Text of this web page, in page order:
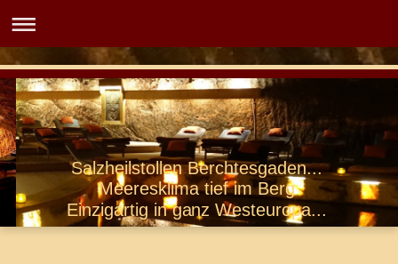
Salzheilstollen Berchtesgaden...
Meeresklima tief im Berg
Einzigartig in ganz Westeuropa...